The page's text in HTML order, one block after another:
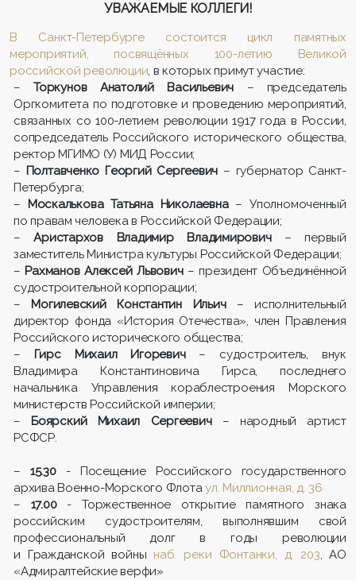
УВАЖАЕМЫЕ КОЛЛЕГИ!
В Санкт-Петербурге состоится цикл памятных
мероприятий, посвящённых 100-летию Великой
российской революции, в которых примут участие:
–Торкунов Анатолий Васильевич – председатель
Оргкомитета по подготовке и проведению мероприятий,
связанных со 100-летием революции 1917 года в России,
сопредседатель Российского исторического общества,
ректор МГИМО (У) МИД России;
– Полтавченко Георгий Сергеевич – губернатор Санкт-
Петербурга;
–
Москалькова Татьяна Николаевна– Уполномоченный
по правам человека в Российской Федерации;
–Аристархов Владимир Владимирович– первый
заместитель Министра культуры Российской Федерации;
– Рахманов Алексей Львович– президент Объединённой
судостроительной корпорации;
– Могилевский Константин Ильич– исполнительный
директор фонда «История Отечества», член Правления
Российского исторического общества;
–
Гирс Михаил Игоревич– судостроитель, внук
Владимира Константиновича Гирса, последнего
начальника Управления кораблестроения Морского
министерств Российской империи;
–
Боярский Михаил Сергеевич– народный артист
РСФСР.
– 15.30- Посещение Российского государственного
архива Военно-Морского Флотаул. Миллионная, д. 36
– 17.00- Торжественное открытие памятного знака
российским судостроителям, выполнявшим свой
профессиональный долг в годы революции
и Гражданской войны наб. реки Фонтанки, д. 203, АО
«Адмиралтейские верфи»